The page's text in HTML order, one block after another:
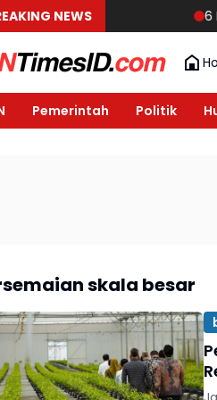
NEWS 6 Hal
Pemerintah Politik
skala besar